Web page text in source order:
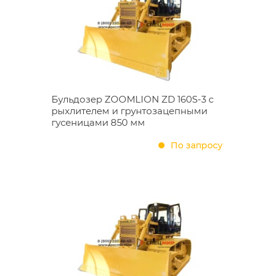
Бульдозер ZOOMLION ZD 160S-3 с
рыхлителем и грунтозацепными
гусеницами 850 мм
По запросу